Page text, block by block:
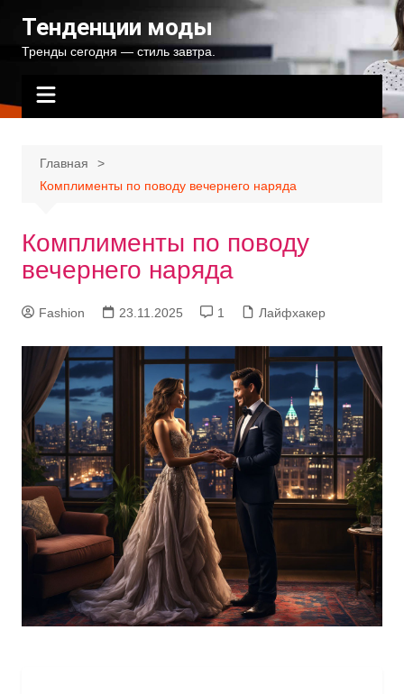
содержимому
Тенденции моды
Тренды сегодня — стиль завтра.
Главная
Комплименты по поводу вечернего наряда
Комплименты по поводу
вечернего наряда
Fashion 23.11.2025 1 Лайфхакер